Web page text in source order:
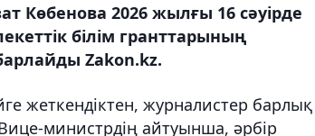
Көбенова 2026 жылғы 16 сәуірде
білім гранттарының
Zakon.kz.
жеткендіктен, журналистер барлық
министрдің айтуынша, әрбір